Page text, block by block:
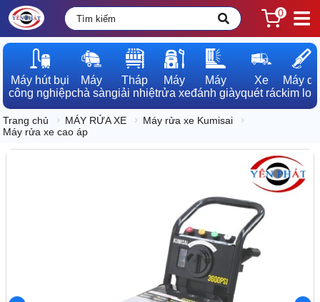
0
Máy hút bụi
công nghiệp
Máy
chà sàn
Tháp
giải nhiệt
Máy
rửa xe
Máy
đánh giày
Xe
quét rác
Máy dò
kim loại
Trang chủ MÁY RỬA XE
Máy rửa xe Kumisai
Máy rửa xe cao áp